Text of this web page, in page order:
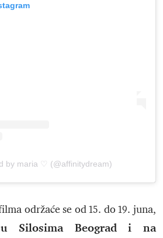
by maria ♡ (@affinitydream)
održaće se od 15. do 19. juna,
Silosima Beograd i na